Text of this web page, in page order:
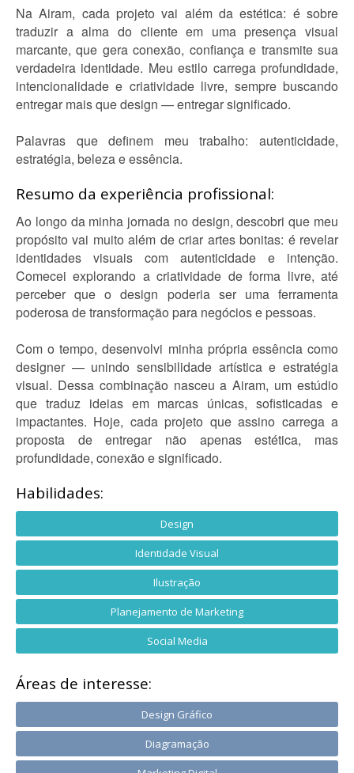
Na Airam, cada projeto vai além da estética: é sobre
traduzir a alma do cliente em uma presença visual
marcante, que gera conexão, confiança e transmite sua
verdadeira identidade. Meu estilo carrega profundidade,
intencionalidade e criatividade livre, sempre buscando
entregar mais que design — entregar significado.
Palavras que definem meu trabalho: autenticidade,
estratégia, beleza e essência.
Resumo da experiência profissional:
Ao longo da minha jornada no design, descobri que meu
propósito vai muito além de criar artes bonitas: é revelar
identidades visuais com autenticidade e intenção.
Comecei explorando a criatividade de forma livre, até
perceber que o design poderia ser uma ferramenta
poderosa de transformação para negócios e pessoas.
Com o tempo, desenvolvi minha própria essência como
designer — unindo sensibilidade artística e estratégia
visual. Dessa combinação nasceu a Airam, um estúdio
que traduz ideias em marcas únicas, sofisticadas e
impactantes. Hoje, cada projeto que assino carrega a
proposta de entregar não apenas estética, mas
profundidade, conexão e significado.
Habilidades:
Design
Identidade Visual
Ilustração
Planejamento de Marketing
Social Media
Áreas de interesse:
Design Gráfico
Diagramação